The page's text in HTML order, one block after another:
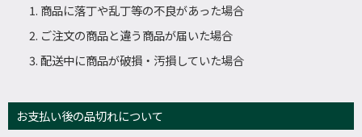
商品に落丁や乱丁等の不良があった場合
ご注文の商品と違う商品が届いた場合
配送中に商品が破損・汚損していた場合
お支払い後の品切れについて